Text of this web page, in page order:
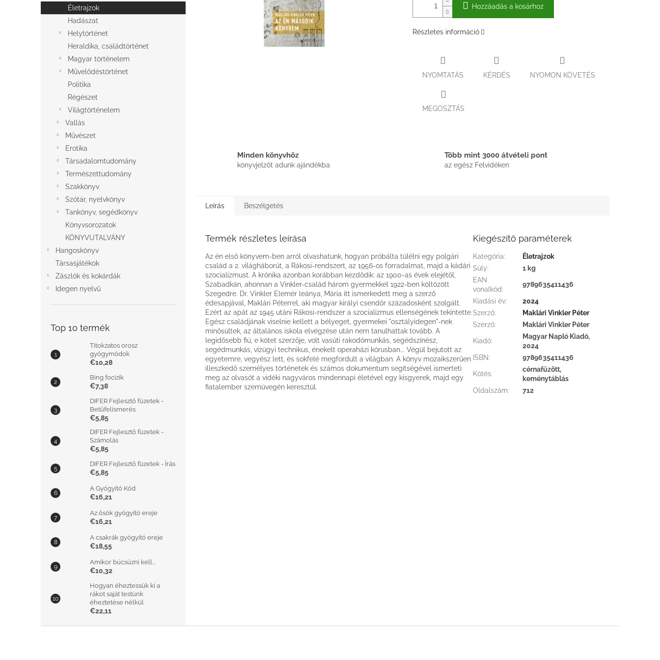
l
Életrajzok
Hadászat
Helytörténet
Heraldika, családtörténet
Magyar történelem
Művelődéstörténet
Politika
Régészet
Világtörténelem
Vallás
Művészet
Erotika
Társadalomtudomány
Természettudomány
Szakkönyv
Szótár, nyelvkönyv
Tankönyv, segédkönyv
Könyvsorozatok
KÖNYVUTALVÁNY
Hangoskönyv
Társasjátékok
Zászlók és kokárdák
Idegen nyelvű
Top 10 termék
Titokzatos orosz
gyógymódok
€10,28
Bing focizik
€7,38
DIFER Fejlesztő füzetek -
Betűfelismerés
€5,85
DIFER Fejlesztő füzetek -
Számolás
€5,85
DIFER Fejlesztő füzetek - Írás
€5,85
A Gyógyító Kód
€16,21
Az ősök gyógyító ereje
€16,21
A csakrák gyógyító ereje
€18,55
Amikor búcsúzni kell...
€10,32
Hogyan éheztessük ki a
rákot saját testünk
éheztetése nélkül
€22,11
Hozzáadás a kosárhoz
Részletes információ
NYOMTATÁS KÉRDÉS NYOMON KÖVETÉS
MEGOSZTÁS
Minden könyvhöz
könyvjelzőt adunk ajándékba
Több mint 3000 átvételi pont
az egész Felvidéken
Leírás Beszélgetés
Termék részletes leírása
Az én első könyvem-ben arról olvashatunk, hogyan próbálta túlélni egy polgári
család a 2. világháborút, a Rákosi-rendszert, az 1956-os forradalmat, majd a kádári
szocializmust. A krónika azonban korábban kezdődik: az 1900-as évek elejétől,
Szabadkán, ahonnan a Vinkler-család három gyermekkel 1922-ben költözött
Szegedre. Dr. Vinkler Elemér leánya, Mária itt ismerkedett meg a szerző
édesapjával, Maklári Péterrel, aki magyar királyi csendőr századosként szolgált.
Ezért az apát az 1945 utáni Rákosi-rendszer a szocializmus ellenségének tekintette.
Egész családjának viselnie kellett a bélyeget, gyermekei "osztályidegen"-nek
minősültek, az általános iskola elvégzése után nem tanulhattak tovább. A
legidősebb fiú, e kötet szerzője, volt vasúti rakodómunkás, segédszínész,
segédmunkás, vízügyi technikus, énekelt operaházi kórusban... Végül bejutott az
egyetemre, vegyész lett, és sokfelé megfordult a világban. A könyv mozaikszerűen
illeszkedő személyes történetek és számos dokumentum segítségével ismerteti
meg az olvasót a vidéki nagyváros mindennapi életével egy kisgyerek, majd egy
fiatalember szemüvegén keresztül.
Kiegészítő paraméterek
Kategória:
Életrajzok
Súly:
1 kg
EAN
vonalkód:
9789635411436
Kiadási év:
2024
Szerző:
Maklári Vinkler Péter
Szerző: Maklári Vinkler Péter
Kiadó:
Magyar Napló Kiadó,
2024
ISBN: 9789635411436
Kötés:
cérnafűzött,
keménytáblás
Oldalszám: 712